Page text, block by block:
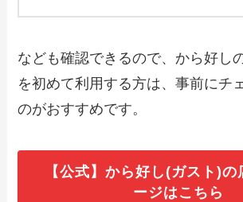
【2024年最新】牛角の
【2024年最新】百香亭
メニュー！お持ち帰りの
【2024年最新】寿司く
ウト全メニュー！お持
なども確認できるので、から好し
を初めて利用する方は、事前にチ
のがおすすめです。
【公式】から好し(ガスト)
ージはこちら